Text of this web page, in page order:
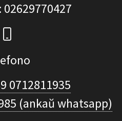
: 02629770427
0712811935
(ankaŭ whatsapp)